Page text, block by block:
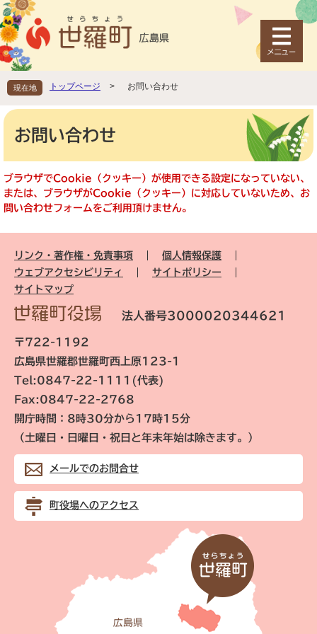
ペ
ー
ジ
の
頭
で
す
メ
ニ
ュ
ー
飛
ば
し
現在地 トップページ > お問い合わせ
本
お問い合わせ
ブラウザでCookie（クッキー）が使用できる設定になっていない、
または、ブラウザがCookie（クッキー）に対応していないため、お
問い合わせフォームをご利用頂けません。
リンク・著作権・免責事項
個人情報保護
ウェブアクセシビリティ
サイトポリシー
サイトマップ
法人番号3000020344621
〒722-1192
広島県世羅郡世羅町西上原123-1
Tel:0847-22-1111(代表)
Fax:0847-22-2768
開庁時間：8時30分から17時15分
（土曜日・日曜日・祝日と年末年始は除きます。）
メールでのお問合せ
町役場へのアクセス